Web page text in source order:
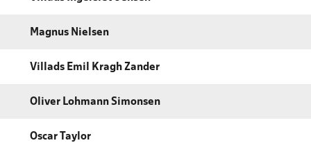
Magnus Nielsen
Villads Emil Kragh Zander
Oliver Lohmann Simonsen
Oscar Taylor